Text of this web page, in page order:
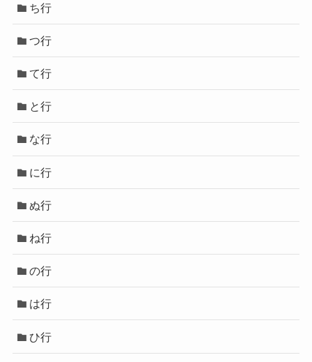
ち行
つ行
て行
と行
な行
に行
ぬ行
ね行
の行
は行
ひ行